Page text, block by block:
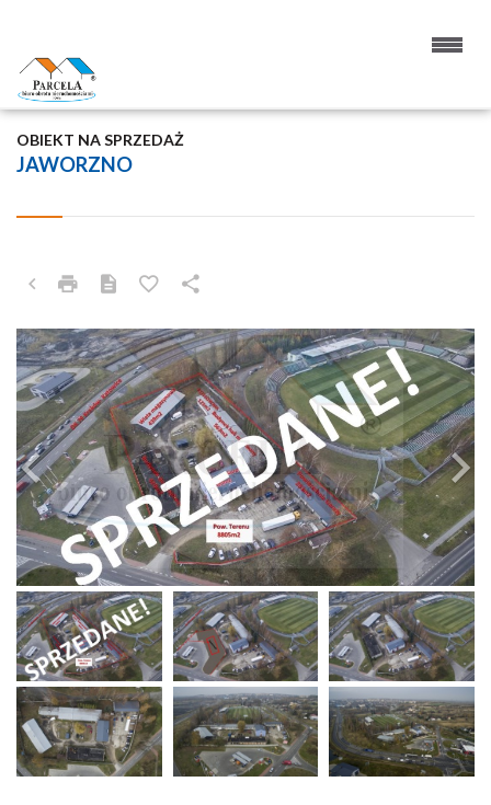
JAWORZNO
OBIEKT NA SPRZEDAŻ